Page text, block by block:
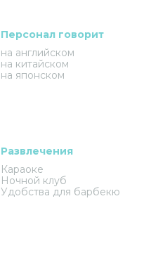
Персонал говорит
на английском
на китайском
на японском
Развлечения
Караоке
Ночной клуб
Удобства для барбекю